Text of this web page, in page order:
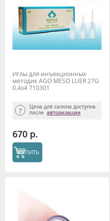
Иглы для инъекционных
методик AGO MESO LUER 27G
0.4x4 710301
Цена для салона доступна
после авторизации
670 р.
КУПИТЬ